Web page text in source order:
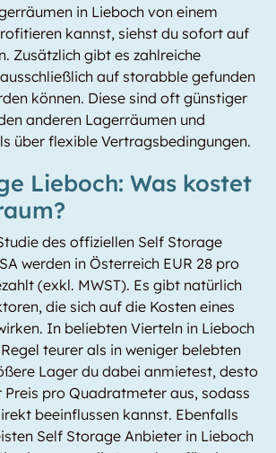
in Lieboch von einem
kannst, siehst du sofort auf
Zusätzlich gibt es zahlreiche
auf storabble gefunden
können. Diese sind oft günstiger
anderen Lagerräumen und
über flexible Vertragsbedingungen.
Lieboch: Was kostet
des offiziellen Self Storage
werden in Österreich EUR 28 pro
(exkl. MWST). Es gibt natürlich
die sich auf die Kosten eines
In beliebten Vierteln in Lieboch
teurer als in weniger belebten
Lager du dabei anmietest, desto
pro Quadratmeter aus, sodass
beeinflussen kannst. Ebenfalls
Self Storage Anbieter in Lieboch